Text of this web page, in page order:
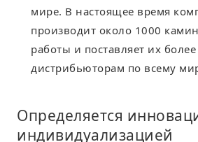
мире. В настоящее время
производит около 1000
работы и поставляет их
дистрибьюторам по всему
Определяется
индивидуализацией